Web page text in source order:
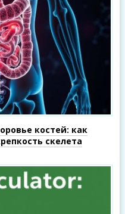
костей: как
скелета